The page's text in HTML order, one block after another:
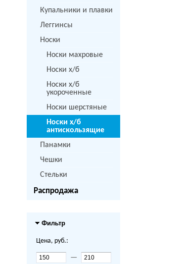
Купальники и плавки
Леггинсы
Носки
Носки махровые
Носки х/б
Носки х/б
укороченные
Носки шерстяные
Носки х/б
антискользящие
Панамки
Чешки
Стельки
Распродажа
Фильтр
Цена, руб.:
—